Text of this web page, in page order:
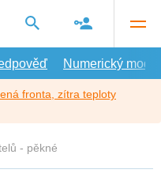
Numerický model
fronta, zítra teploty
- pěkné